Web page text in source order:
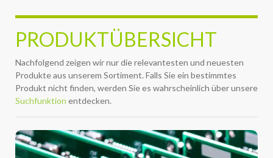
PRODUKTÜBERSICHT
Nachfolgend zeigen wir nur die relevantesten und neuesten
Produkte aus unserem Sortiment. Falls Sie ein bestimmtes
Produkt nicht finden, werden Sie es wahrscheinlich über unsere
Suchfunktion entdecken.